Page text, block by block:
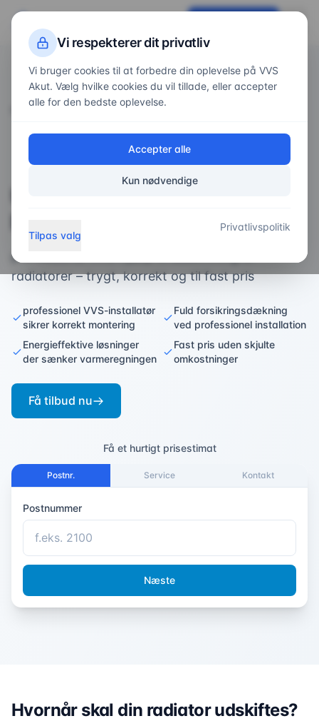
Forside Services udskiftning af radiator
Varme
professionel VVS-hjælp til udskiftning af
radiatorer – trygt, korrekt og til fast pris
professionel VVS-installatør
sikrer korrekt montering
Fuld forsikringsdækning
ved professionel installation
Energieffektive løsninger
der sænker varmeregningen
Fast pris uden skjulte
omkostninger
Få tilbud nu
Få et hurtigt prisestimat
Postnr. Service Kontakt
Postnummer
Næste
Hvornår skal din radiator udskiftes?
Vi respekterer dit privatliv
Vi bruger cookies til at forbedre din oplevelse på VVS
Akut. Vælg hvilke cookies du vil tillade, eller accepter
alle for den bedste oplevelse.
Accepter alle
Kun nødvendige
Tilpas valg
Privatlivspolitik